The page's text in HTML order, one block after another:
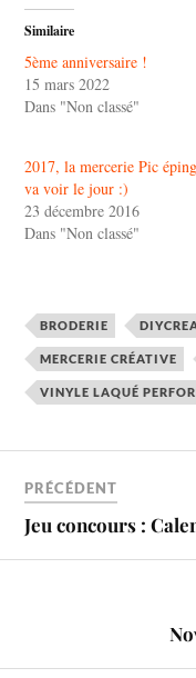
Similaire
5ème anniversaire !
15 mars 2022
Dans "Non classé"
2017, la mercerie Pic
va voir le jour :)
23 décembre 2016
Dans "Non classé"
BRODERIE
MERCERIE CRÉATIVE
VINYLE LAQUÉ
PRÉCÉDENT
Jeu concours :